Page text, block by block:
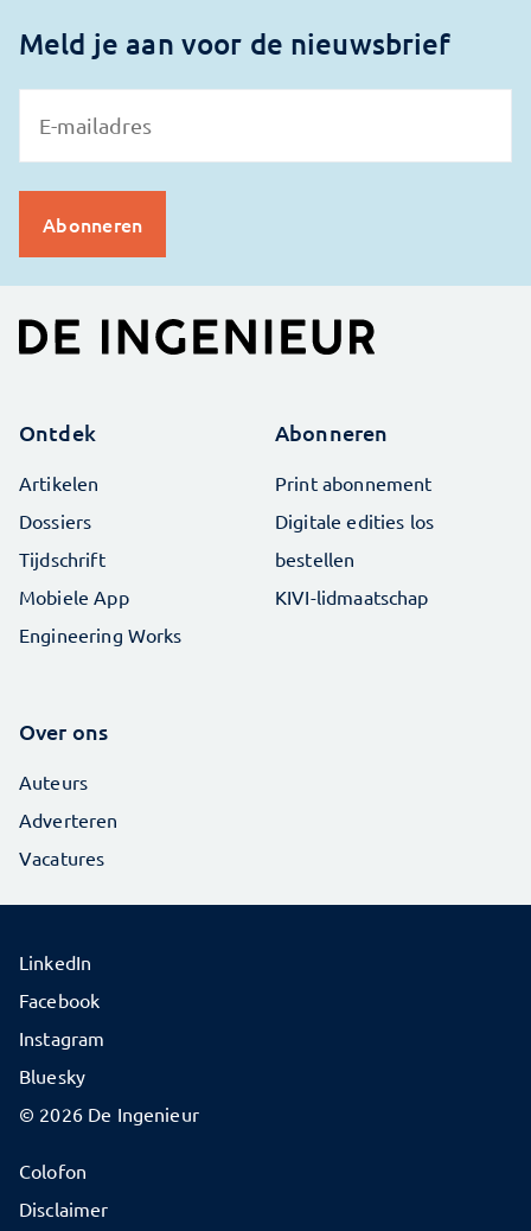
Meld je aan voor de nieuwsbrief
Ontdek
Artikelen
Dossiers
Tijdschrift
Mobiele App
Engineering Works
Abonneren
Print abonnement
Digitale edities los
bestellen
KIVI-lidmaatschap
Over ons
Auteurs
Adverteren
Vacatures
© 2026 De Ingenieur
Colofon
Disclaimer
LinkedIn
Facebook
Instagram
Bluesky